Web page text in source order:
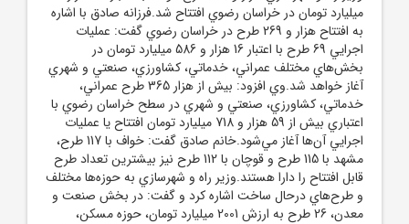
ميليارد تومان در خراسان رضوي افتتاح شد.فرزانه صادق با اشاره
به افتتاح هزار و 269 طرح در خراسان رضوي گفت: عمليات
اجرايي 69 طرح با اعتبار 16 هزار و 586 ميليارد تومان در
بخش‌هاي مختلف عمراني، خدماتي، کشاورزي، صنعتي و شهري
آغاز خواهد شد.وي افزود: بيش از هزار 365 طرح عمراني،
خدماتي، کشاورزي، صنعتي و شهري در سطح خراسان رضوي با
اعتباري بيش از 59 هزار و 718 ميليارد تومان افتتاح يا عمليات
اجرايي آن‌‌ها آغاز مي‌شود.خانم صادق گفت: خواف با 117 طرح،
مشهد با 115 طرح و قوچان با 112 طرح نيز بيشترين تعداد طرح
قابل افتتاح را دارا هستند.وزير راه و شهرسازي به حوزه‌ها مختلف
و طرح‌هاي درحال ساخت اشاره کرد و گفت: در بخش صنعت و
معدن، 26 طرح به ارزش 2001 ميليارد تومان، حوزه مسکن،